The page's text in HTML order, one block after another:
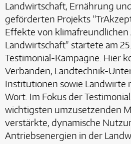
Landwirtschaft, Ernährung
geförderten Projekts
Effekte von
Landwirtschaft" startete am
Testimonial-Kampagne. Hier
Verbänden, Landtechnik-
Institutionen sowie Landwirte
Wort. Im Fokus der
wichtigsten umzusetzenden
verstärkte, dynamische
Antriebsenergien in der